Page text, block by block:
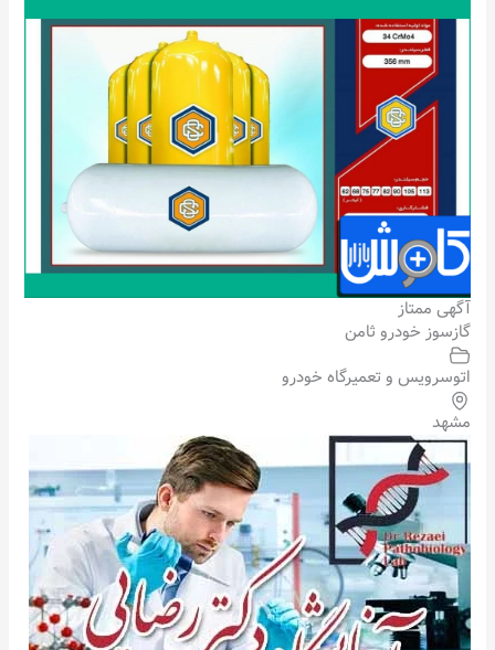
آگهی ممتاز
گازسوز خودرو ثامن
اتوسرویس و تعمیرگاه خودرو
مشهد